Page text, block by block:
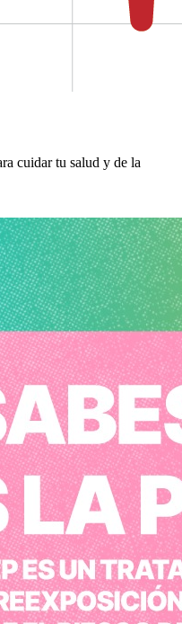
cuidar tu salud y de la